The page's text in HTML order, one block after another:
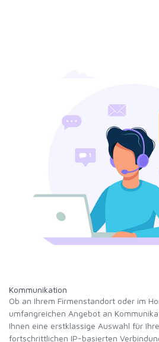
Kommunikation
Ob an Ihrem Firmenstandort oder im
umfangreichen Angebot an
Ihnen eine erstklassige Auswahl für
fortschrittlichen IP-basierten